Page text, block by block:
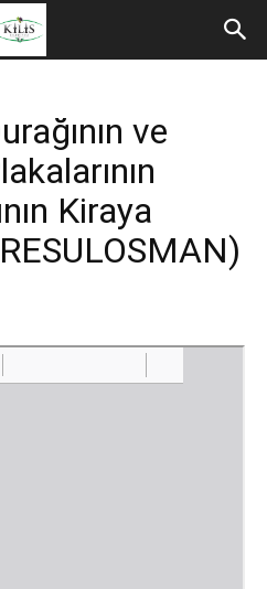
ve
Kiraya